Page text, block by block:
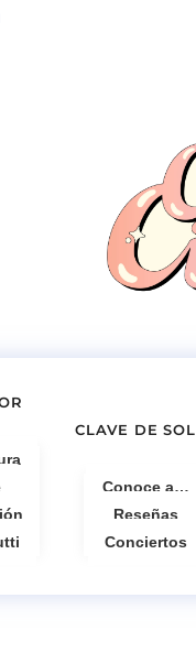
CLAVE DE SOL
Conoce a…
Reseñas
Conciertos